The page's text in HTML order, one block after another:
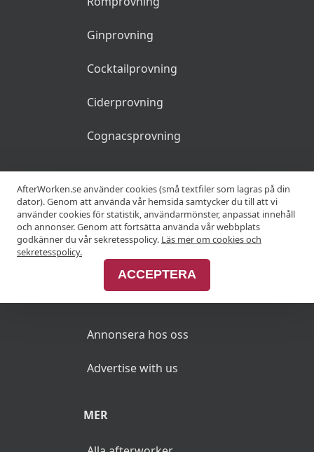
Ginprovning
Cocktailprovning
Ciderprovning
Cognacsprovning
KRÖGARE
Anslut din restaurang
Annonsera hos oss
Advertise with us
MER
AfterWorken.se använder cookies (små textfiler som lagras på din
dator). Genom att använda vår hemsida samtycker du till att vi
använder cookies för statistik, användarmönster, anpassat innehåll
och annonser. Genom att fortsätta använda vår webbplats
godkänner du vår sekretesspolicy. Läs mer om cookies och
sekretesspolicy.
ACCEPTERA